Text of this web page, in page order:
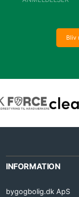
Bliv
INFORMATION
bygogbolig.dk ApS